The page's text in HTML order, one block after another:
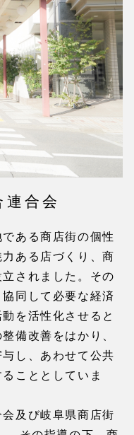
合会
ある商店街の個性
ある店づくり、商
されました。その
同して必要な経済
を活性化させると
備改善をはかり、
し、あわせて公共
こととしていま
及び岐阜県商店街